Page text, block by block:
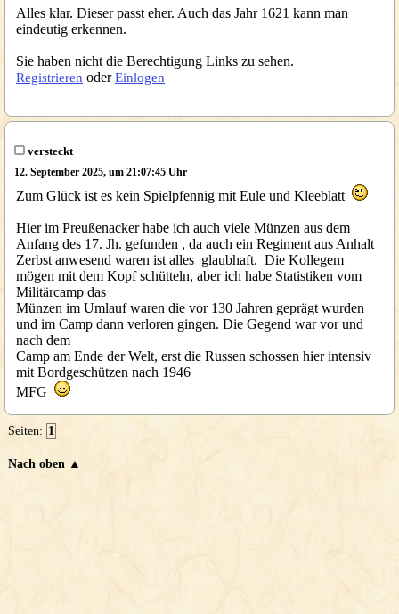
Alles klar. Dieser passt eher. Auch das Jahr 1621 kann man
eindeutig erkennen.
Sie haben nicht die Berechtigung Links zu sehen.
Registrieren oderEinlogen
versteckt
12. September 2025, um 21:07:45 Uhr
Zum Glück ist es kein Spielpfennig mit Eule und Kleeblatt
Hier im Preußenacker habe ich auch viele Münzen aus dem
Anfang des 17. Jh. gefunden , da auch ein Regiment aus Anhalt
Zerbst anwesend waren ist alles glaubhaft. Die Kollegem
mögen mit dem Kopf schütteln, aber ich habe Statistiken vom
Militärcamp das
Münzen im Umlauf waren die vor 130 Jahren geprägt wurden
und im Camp dann verloren gingen. Die Gegend war vor und
nach dem
Camp am Ende der Welt, erst die Russen schossen hier intensiv
mit Bordgeschützen nach 1946
MFG
Seiten: 1
Nach oben ▲